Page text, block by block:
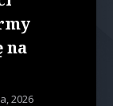
na
2026